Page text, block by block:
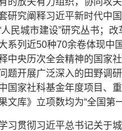
研究阐释习近平新时代中
人民城市建设”研究丛书；
系列近50种70余卷体现中
中央历次全会精神的国家
题开展广泛深入的田野调
国家社科基金年度项目、
文库》立项数均为“全国第
习贯彻习近平总书记关于